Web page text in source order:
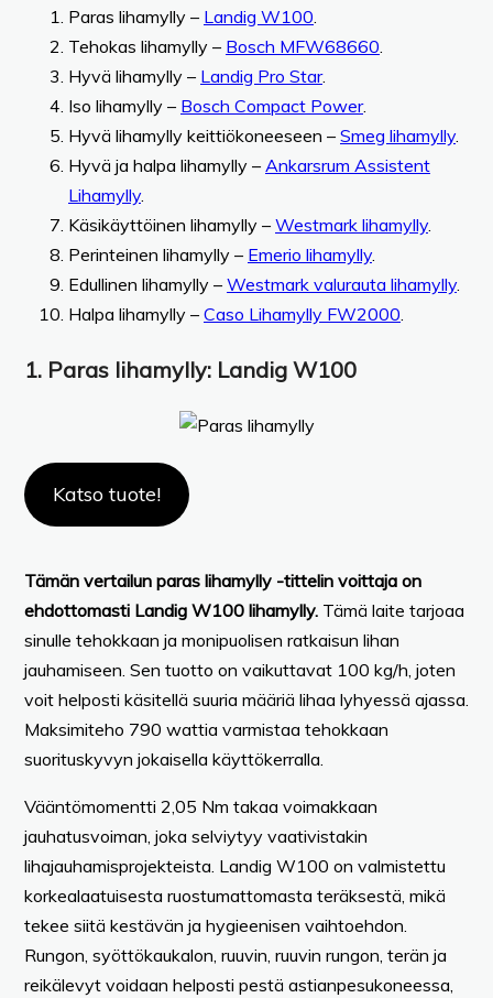
Paras lihamylly – Landig W100
Tehokas lihamylly – Bosch MFW68660
Hyvä lihamylly – Landig Pro Star.
Iso lihamylly – Bosch Compact Power.
Hyvä lihamylly keittiökoneeseen – Smeg lihamylly.
Hyvä ja halpa lihamylly – Ankarsrum Assistent
Lihamylly.
Käsikäyttöinen lihamylly – Westmark lihamylly.
Perinteinen lihamylly – Emerio lihamylly.
Edullinen lihamylly – Westmark valurauta lihamylly.
Halpa lihamylly – Caso Lihamylly FW2000
1. Paras lihamylly: Landig W100
Katso tuote!
Tämän vertailun paras lihamylly -tittelin voittaja on
ehdottomasti Landig W100 lihamylly. Tämä laite tarjoaa
sinulle tehokkaan ja monipuolisen ratkaisun lihan
jauhamiseen. Sen tuotto on vaikuttavat 100 kg/h, joten
voit helposti käsitellä suuria määriä lihaa lyhyessä ajassa.
Maksimiteho 790 wattia varmistaa tehokkaan
suorituskyvyn jokaisella käyttökerralla.
Vääntömomentti 2,05 Nm takaa voimakkaan
jauhatusvoiman, joka selviytyy vaativistakin
lihajauhamisprojekteista. Landig W100 on valmistettu
korkealaatuisesta ruostumattomasta teräksestä, mikä
tekee siitä kestävän ja hygieenisen vaihtoehdon.
Rungon, syöttökaukalon, ruuvin, ruuvin rungon, terän ja
reikälevyt voidaan helposti pestä astianpesukoneessa,